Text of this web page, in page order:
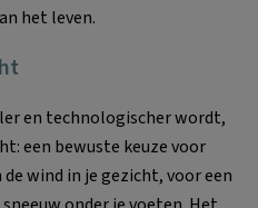
het leven.
en technologischer wordt,
een bewuste keuze voor
wind in je gezicht, voor een